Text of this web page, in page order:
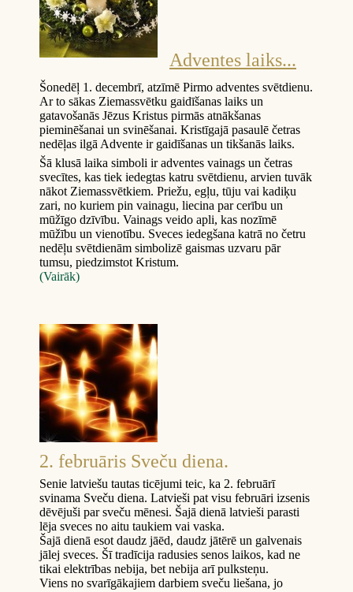
Adventes laiks...
Šonedēļ 1. decembrī, atzīmē Pirmo adventes svētdienu.
Ar to sākas Ziemassvētku gaidīšanas laiks un
gatavošanās Jēzus Kristus pirmās atnākšanas
pieminēšanai un svinēšanai. Kristīgajā pasaulē četras
nedēļas ilgā Advente ir gaidīšanas un tikšanās laiks.
Šā klusā laika simboli ir adventes vainags un četras
svecītes, kas tiek iedegtas katru svētdienu, arvien tuvāk
nākot Ziemassvētkiem. Priežu, egļu, tūju vai kadiķu
zari, no kuriem pin vainagu, liecina par cerību un
mūžīgo dzīvību. Vainags veido apli, kas nozīmē
mūžību un vienotību. Sveces iedegšana katrā no četru
nedēļu svētdienām simbolizē gaismas uzvaru pār
tumsu, piedzimstot Kristum.
(Vairāk)
2. februāris Sveču diena.
Senie latviešu tautas ticējumi teic, ka 2. februārī
svinama Sveču diena. Latvieši pat visu februāri izsenis
dēvējuši par sveču mēnesi. Šajā dienā latvieši parasti
lēja sveces no aitu taukiem vai vaska.
Šajā dienā esot daudz jāēd, daudz jātērē un galvenais
jālej sveces. Šī tradīcija radusies senos laikos, kad ne
tikai elektrības nebija, bet nebija arī pulksteņu.
Viens no svarīgākajiem darbiem sveču liešana, jo